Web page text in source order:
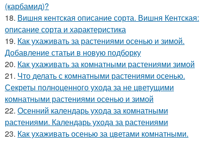
(карбамид)?
18. Вишня кентская описание сорта. Вишня Кентская:
описание сорта и характеристика
19. Как ухаживать за растениями осенью и зимой.
Добавление статьи в новую подборку
20. Как ухаживать за комнатными растениями зимой
21. Что делать с комнатными растениями осенью.
Секреты полноценного ухода за не цветущими
комнатными растениями осенью и зимой
22. Осенний календарь ухода за комнатными
растениями. Календарь ухода за растениями
23. Как ухаживать осенью за цветами комнатными.